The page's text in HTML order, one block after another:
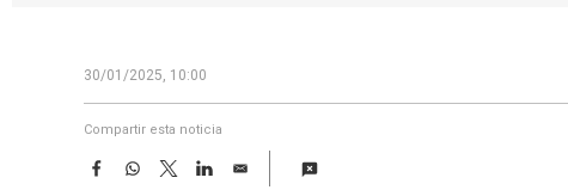
30/01/2025, 10:00
Compartir esta noticia
F
W
T
w
L
E